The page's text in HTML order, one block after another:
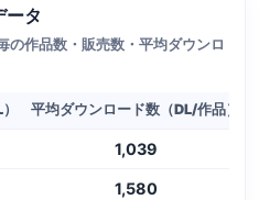
ータ
の作品数・販売数・平均ダウンロ
平均ダウンロード数（DL/作品）
1,039
1,580